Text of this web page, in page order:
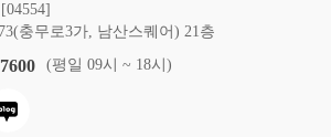
충무로3가, 남산스퀘어) 21층
(평일 09시 ~ 18시)